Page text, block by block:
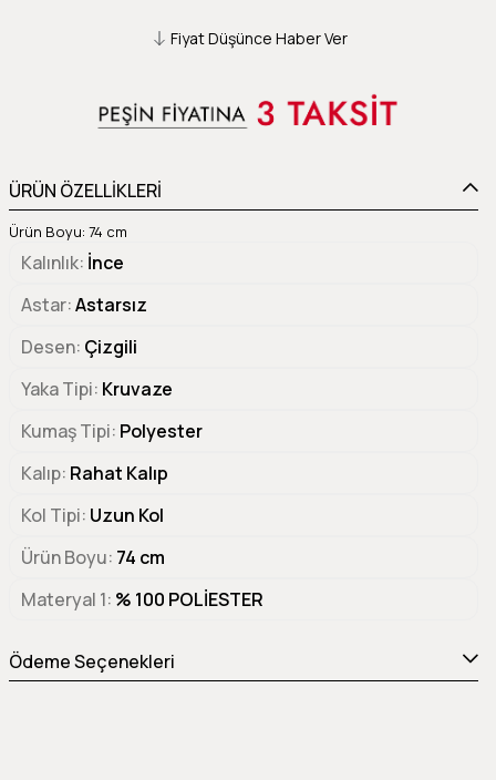
Fiyat Düşünce Haber Ver
ÜRÜN ÖZELLİKLERİ
Ürün Boyu: 74 cm
Kalınlık İnce
Astar Astarsız
Desen Çizgili
Yaka Tipi Kruvaze
Kumaş Tipi Polyester
Kalıp Rahat Kalıp
Kol Tipi Uzun Kol
Ürün Boyu 74 cm
Materyal 1 % 100 POLİESTER
Ödeme Seçenekleri